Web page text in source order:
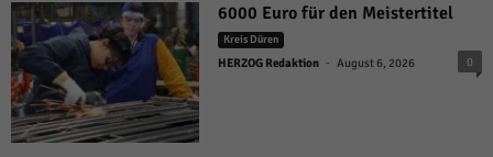
6000 Euro für den Meistertitel
Kreis Düren
HERZOG Redaktion - August 6, 2026 0